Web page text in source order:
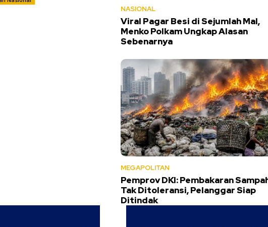
NASIONAL
Viral Pagar Besi di Sejumlah Mal,
Menko Polkam Ungkap Alasan
Sebenarnya
MEGAPOLITAN
Pemprov DKI: Pembakaran
Tak Ditoleransi, Pelanggar Siap
Ditindak